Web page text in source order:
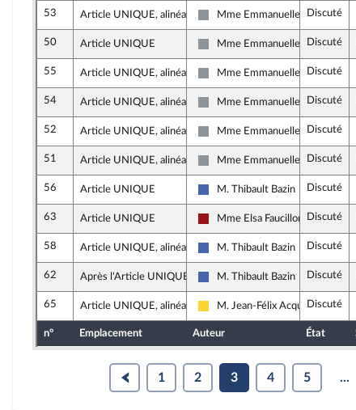
53 Article UNIQUE, alinéa 2
Non inscrit
Mme Emmanuelle Ménard
Discuté
50 Article UNIQUE
Non inscrit
Mme Emmanuelle Ménard
Discuté
55 Article UNIQUE, alinéa 2
Non inscrit
Mme Emmanuelle Ménard
Discuté
54 Article UNIQUE, alinéa 2
Non inscrit
Mme Emmanuelle Ménard
Discuté
52 Article UNIQUE, alinéa 2
Non inscrit
Mme Emmanuelle Ménard
Discuté
51 Article UNIQUE, alinéa 2
Non inscrit
Mme Emmanuelle Ménard
Discuté
56 Article UNIQUE
Les Républicains
M. Thibault Bazin Discuté
63 Article UNIQUE
Gauche démocrate et
Mme Elsa Faucillon Discuté
58 Article UNIQUE, alinéa 2
Les Républicains
M. Thibault Bazin Discuté
62 Après l'Article UNIQUE
Les Républicains
M. Thibault Bazin Discuté
65 Article UNIQUE, alinéa 2
Libertés, Indépendants, Outre-
M. Jean-Félix AcquavivaDiscuté
n° Emplacement Auteur État
1 2 3 4 5 ...